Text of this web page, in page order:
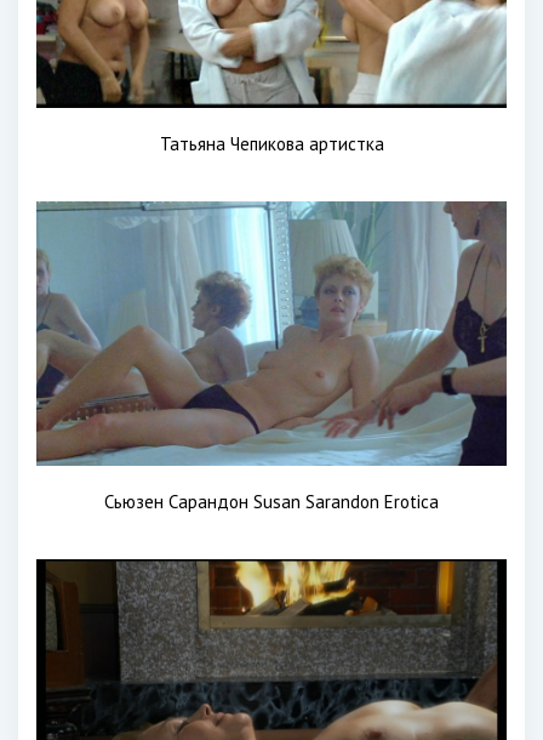
Татьяна Чепикова артистка
Сьюзен Сарандон Susan Sarandon Erotica